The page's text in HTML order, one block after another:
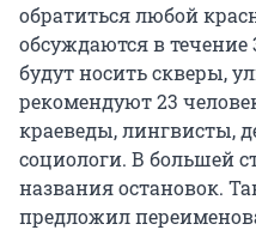
обратиться любой
обсуждаются в
будут носить скверы,
рекомендуют 23
краеведы, лингвисты,
социологи. В большей
названия остановок.
предложил